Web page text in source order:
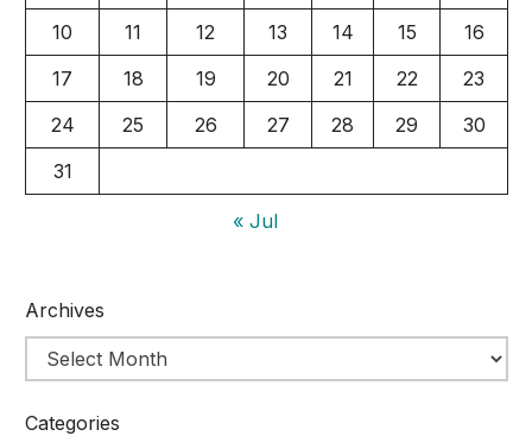
10
11 12 13 14 15
16
17
18 19 20 21 22
23
24
25 26 27 28 29
30
31
« Jul
Archives
Categories